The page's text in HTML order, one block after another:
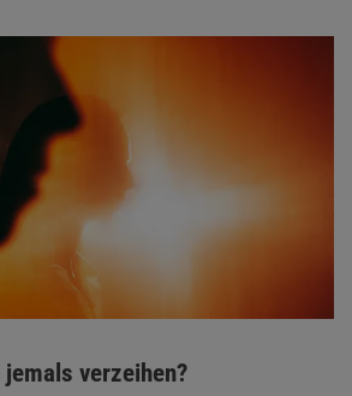
verzeihen?